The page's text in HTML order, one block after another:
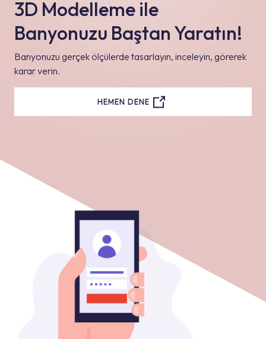
3D Modelleme ile
Banyonuzu Baştan Yaratın!
Banyonuzu gerçek ölçülerde tasarlayın, inceleyin, görerek
karar verin.
HEMEN DENE